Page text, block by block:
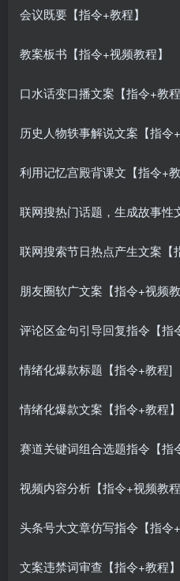
会议既要【指令+教程】
教案板书【指令+视频教程】
口水话变口播文案【指令+教程
历史人物轶事解说文案【指令
利用记忆宫殿背课文【指令+教
联网搜热门话题，生成故事性
联网搜索节日热点产生文案【
朋友圈软广文案【指令+视频教
评论区金句引导回复指令【指
情绪化爆款标题【指令+教程]
情绪化爆款文案【指令+教程】
赛道关键词组合选题指令【指
视频内容分析【指令+视频教程
头条号大文章仿写指令【指令+
文案违禁词审查【指令+教程】